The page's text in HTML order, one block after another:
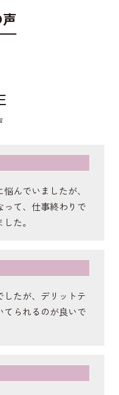
側への動揺を防い
をキープ。
時の美姿勢もサポ
んでいましたが、
って、仕事終わりで
た。
たが、デリットテ
てられるのが良いで